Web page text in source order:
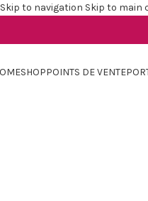
Skip to navigation Skip to main
SHOPPOINTS DE VENTE